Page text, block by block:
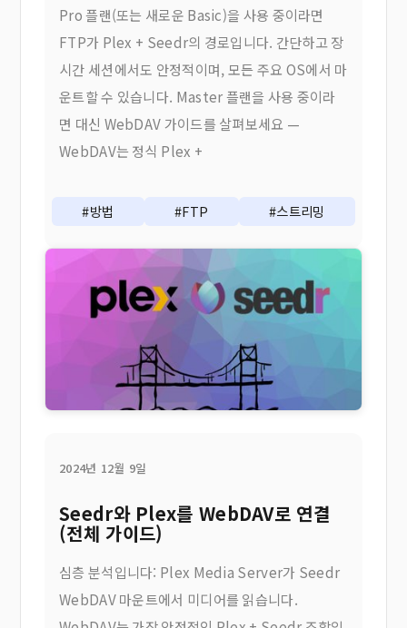
Pro 플랜(또는 새로운 Basic)을 사용 중이라면
FTP가 Plex + Seedr의 경로입니다. 간단하고 장
시간 세션에서도 안정적이며, 모든 주요 OS에서 마
운트할 수 있습니다. Master 플랜을 사용 중이라
면 대신 WebDAV 가이드를 살펴보세요 —
WebDAV는 정식 Plex +
#방법 #FTP #스트리밍
2024년 12월 9일
Seedr와 Plex를 WebDAV로 연결
(전체 가이드)
심층 분석입니다: Plex Media Server가 Seedr
WebDAV 마운트에서 미디어를 읽습니다.